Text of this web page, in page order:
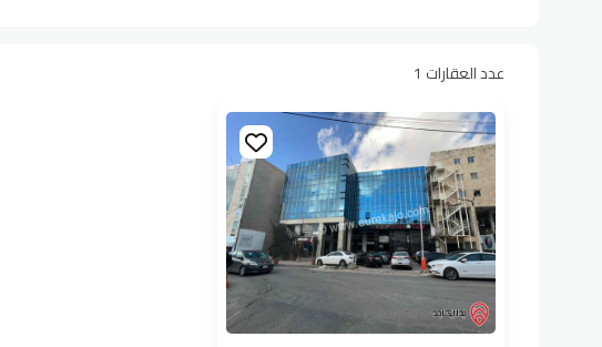
عدد العقارات 1